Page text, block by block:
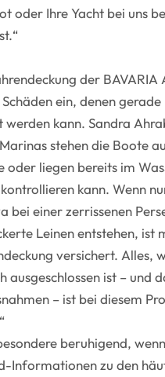
oder Ihre Yacht bei uns
der BAVARIA
ein, denen gerade
kann. Sandra
stehen die Boote
oder liegen bereits im
kann. Wenn
bei einer zerrissenen
Leinen entstehen, ist
versichert. Alles,
ausgeschlossen ist – und
– ist bei diesem
beruhigend,
Informationen zu den